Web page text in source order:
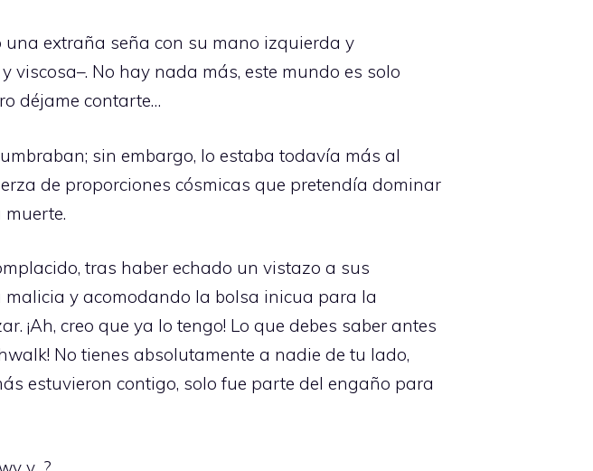
una extraña seña con su mano izquierda y
No hay nada más, este mundo es solo
déjame contarte…
sin embargo, lo estaba todavía más al
de proporciones cósmicas que pretendía dominar
tras haber echado un vistazo a sus
y acomodando la bolsa inicua para la
¡Ah, creo que ya lo tengo! Lo que debes saber antes
No tienes absolutamente a nadie de tu lado,
estuvieron contigo, solo fue parte del engaño para